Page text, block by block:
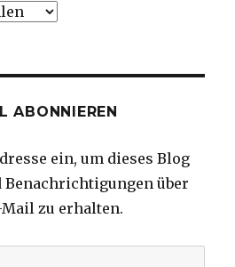
ABONNIEREN
ein, um dieses Blog
Benachrichtigungen über
zu erhalten.